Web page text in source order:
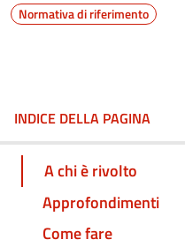
Normativa di riferimento
INDICE DELLA PAGINA
A chi è rivolto
Approfondimenti
Come fare